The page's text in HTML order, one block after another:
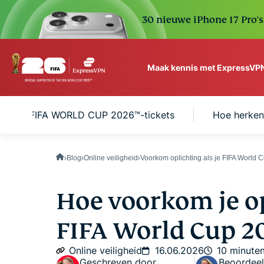
30 nieuwe iPhone 17
Maak kennis met
VPN protection for
met FIFA WORLD CUP 2026™-tickets Hoe
Blog Online veiligheid Voorkom oplichting als je FIFA World
Hoe voorkom je
FIFA World Cup
Online veiligheid 16.06.2026
10